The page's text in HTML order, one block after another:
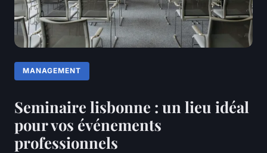
MANAGEMENT
Seminaire lisbonne : un lieu idéal
pour vos événements
professionnels